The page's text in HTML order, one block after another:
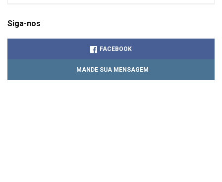
Siga-nos
FACEBOOK
MANDE SUA MENSAGEM